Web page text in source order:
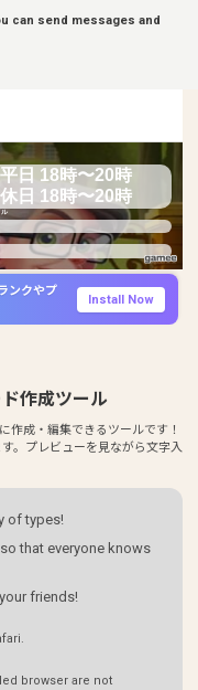
can send messages and
平日 18時〜20時
休日 18時〜20時
ル
ンクやプ
Install Now
作成ツール
作成・編集できるツールです！
。プレビューを見ながら文字入
of types!
that everyone knows
friends!
browser are not